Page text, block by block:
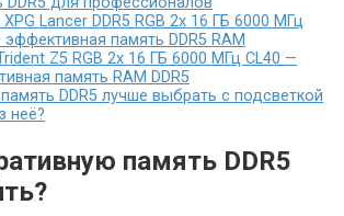
XPG Lancer DDR5 RGB 2x 16 ГБ 6000 МГц
эффективная память DDR5 RAM
Z5 RGB 2x 16 ГБ 6000 МГц CL40 —
память RAM DDR5
DDR5 лучше выбрать с подсветкой
неё?
память DDR5